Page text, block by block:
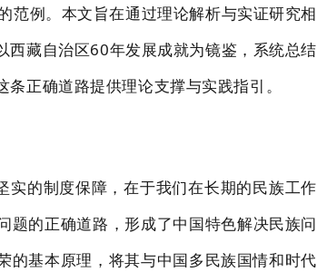
范例。本文旨在通过理论解析与实证研究相
西藏自治区60年发展成就为镜鉴，系统总结
正确道路提供理论支撑与实践指引。
实的制度保障，在于我们在长期的民族工作
题的正确道路，形成了中国特色解决民族问
的基本原理，将其与中国多民族国情和时代